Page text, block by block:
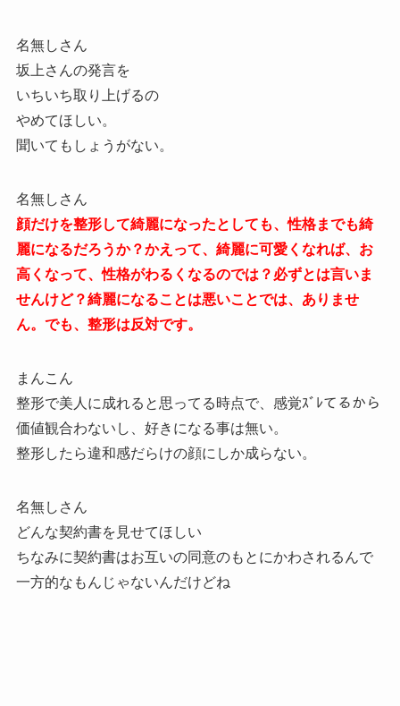
名無しさん
坂上さんの発言を
いちいち取り上げるの
やめてほしい。
聞いてもしょうがない。
名無しさん
顔だけを整形して綺麗になったとしても、性格までも綺
麗になるだろうか？かえって、綺麗に可愛くなれば、お
高くなって、性格がわるくなるのでは？必ずとは言いま
せんけど？綺麗になることは悪いことでは、ありませ
ん。でも、整形は反対です。
まんこん
整形で美人に成れると思ってる時点で、感覚ｽﾞﾚてるから
価値観合わないし、好きになる事は無い。
整形したら違和感だらけの顔にしか成らない。
名無しさん
どんな契約書を見せてほしい
ちなみに契約書はお互いの同意のもとにかわされるんで
一方的なもんじゃないんだけどね